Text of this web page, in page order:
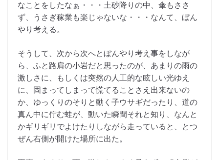
なことをしたなぁ・・・土砂降りの中、傘もささ
ず、うさぎ稼業も楽じゃないな・・・なんて、ぼん
やり考える。
そうして、次から次へとぼんやり考え事をしなが
ら、ふと路肩の小岩だと思ったのが、あまりの雨の
激しさに、もしくは突然の人工的な眩しい光ゆえ
に、固まってしまって慌てることさえ出来ないの
か、ゆっくりのそりと動く子ウサギだったり、道の
真ん中に佇む蛙が、動いた瞬間それと知り、なんと
かギリギリでよけたりしながら走っていると、とつ
ぜん右側が開けた場所に出た。